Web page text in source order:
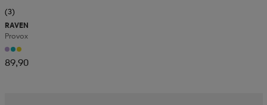
(3)
RAVEN
Provox
89,90